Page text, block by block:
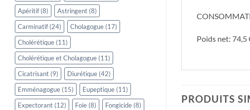
Apéritif(8) Astringent (8)
Carminatif(24) Cholagogue (17)
Cholérétique (11)
Cholérétique et Cholagogue (11)
Cicatrisant (9) Diurétique (42)
Emménagogue (15) Eupeptique (11)
Expectorant (12) Foie (8) Fongicide (8)
Poids net:
PRODUITS